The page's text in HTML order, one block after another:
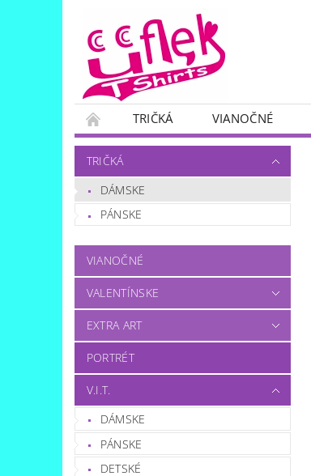
TRIČKÁ VIANOČNÉ
SKUPINOVÉ
OTÁZKA..?:)
TRIČKÁ
DÁMSKE
PÁNSKE
VIANOČNÉ
VALENTÍNSKE
EXTRA ART
PORTRÉT
V.I.T.
DÁMSKE
PÁNSKE
DETSKÉ